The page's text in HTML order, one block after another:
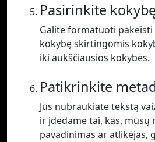
Pasirinkite kokybę
Galite formatuoti pakeisti
kokybę skirtingomis
iki aukščiausios kokybės.
Patikrinkite
Jūs nubraukiate tekstą
ir įdedame tai, kas, mūsų
pavadinimas ar atlikėjas,